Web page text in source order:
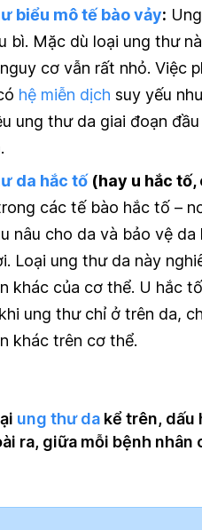
biểu mô tế bào vảy:
bì. Mặc dù loại ung thư
cơ vẫn rất nhỏ. Việc
hệ miễn dịch suy yếu
ung thư da giai đoạn
da hắc tố (hay u hắc
các tế bào hắc tố –
nâu cho da và bảo vệ
Loại ung thư da này
khác của cơ thể. U hắc
ung thư chỉ ở trên da,
khác trên cơ thể.
ung thư da kể trên, dấu
ra, giữa mỗi bệnh